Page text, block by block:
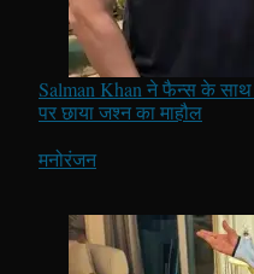
Salman Khan ने फैन्स के साथ
पर छाया जश्न का माहौल
In relation to
मनोरंजन